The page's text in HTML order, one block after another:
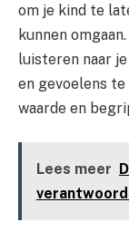
om je kind te
kunnen
luisteren naar
en gevoelens
waarde en
Lees meer